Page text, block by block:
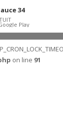
on line 91
34
Play